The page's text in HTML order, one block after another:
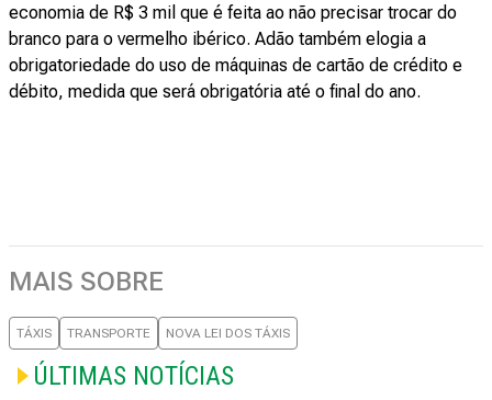
economia de R$ 3 mil que é feita ao não precisar trocar do
branco para o vermelho ibérico. Adão também elogia a
obrigatoriedade do uso de máquinas de cartão de crédito e
débito, medida que será obrigatória até o final do ano.
MAIS SOBRE
TÁXIS TRANSPORTE NOVA LEI DOS TÁXIS
ÚLTIMAS NOTÍCIAS